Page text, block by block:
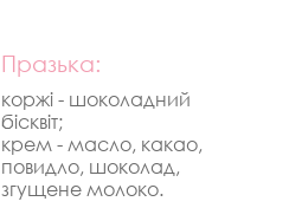
Празька:
коржі - шоколадний
бісквіт;
крем - масло, какао,
повидло, шоколад,
згущене молоко.